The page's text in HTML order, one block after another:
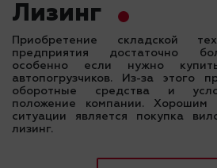
Лизинг
Приобретение складской
предприятия достаточно
особенно если нужно
автопогрузчиков. Из-за этого
оборотные средства и
положение компании.
ситуации является покупка
лизинг.